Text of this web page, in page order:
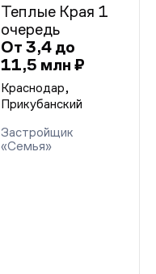
Теплые Края 1
очередь
От 3,4 до
11,5 млн ₽
Краснодар,
Прикубанский
Застройщик
«Семья»